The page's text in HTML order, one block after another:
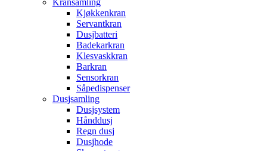
Kransamling
Kjøkkenkran
Servantkran
Dusjbatteri
Badekarkran
Klesvaskkran
Barkran
Sensorkran
Såpedispenser
Dusjsamling
Dusjsystem
Hånddusj
Regn dusj
Dusjhode